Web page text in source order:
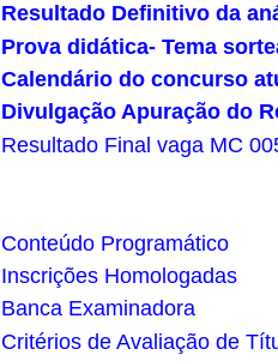
Resultado Definitivo da
Prova didática- Tema
Calendário do concurso
Divulgação Apuração do
Resultado Final vaga MC
Conteúdo Programático
Inscrições Homologadas
Banca Examinadora
Critérios de Avaliação de